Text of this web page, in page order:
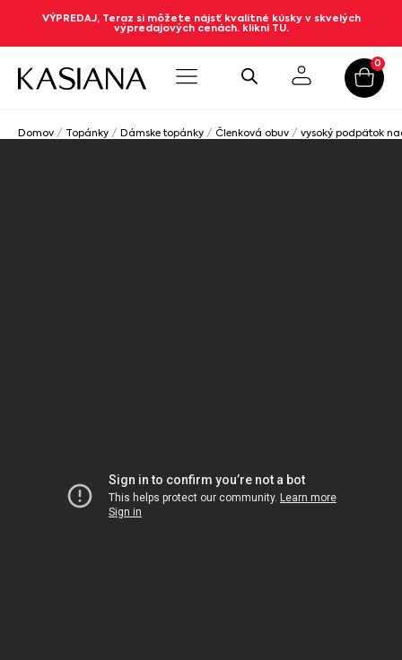
VÝPREDAJ, Teraz si môžete nájsť kvalitné kúsky v skvelých
výpredajových cenách. klikni TU.
0
Domov / Topánky / Dámske topánky / Členková obuv / vysoký podpätok